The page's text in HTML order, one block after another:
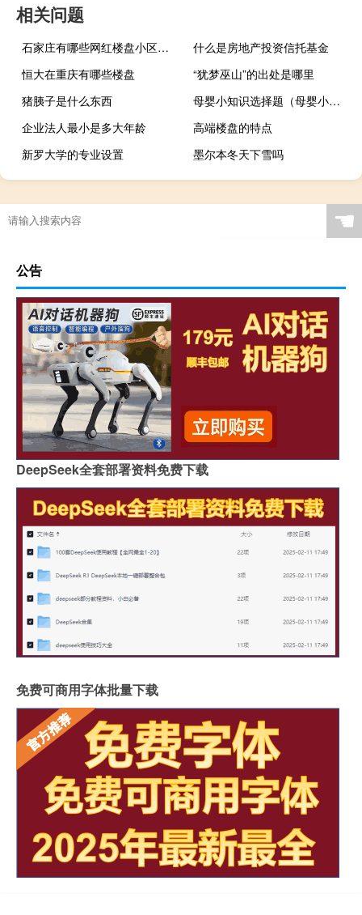
相关问题
石家庄有哪些网红楼盘小区？介绍5个最知名地产项目
什么是房地产投资信托基金
恒大在重庆有哪些楼盘
“犹梦巫山”的出处是哪里
猪胰子是什么东西
母婴小知识选择题（母婴小知识）
企业法人最小是多大年龄
高端楼盘的特点
新罗大学的专业设置
墨尔本冬天下雪吗
2023春节还行多少天
☚
公告
DeepSeek全套部署资料免费下载
免费可商用字体批量下载